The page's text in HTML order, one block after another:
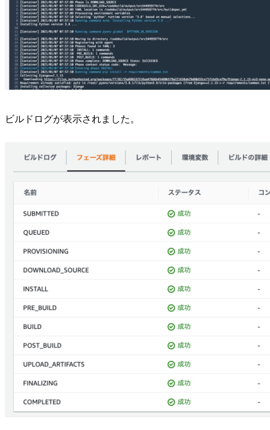
ビルドログが表示されました。